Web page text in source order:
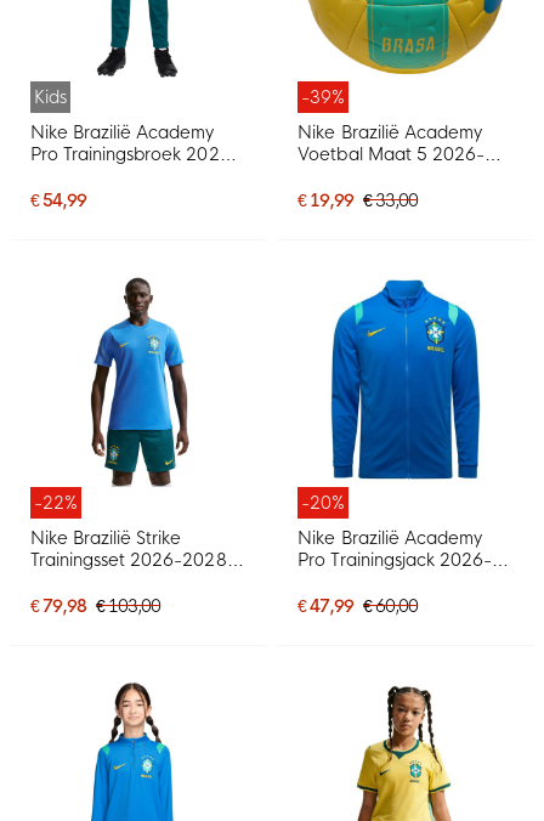
Kids
Nike Brazilië Academy
Pro Trainingsbroek 2026-
Mintgroen
€ 54,99
-39%
Nike Brazilië Academy
Voetbal Maat 5 2026-
€ 19,99 € 33,00
-22%
Nike Brazilië Strike
Trainingsset 2026-2028
€ 79,98 € 103,00
-20%
Nike Brazilië Academy
Pro Trainingsjack 2026-
€ 47,99 € 60,00